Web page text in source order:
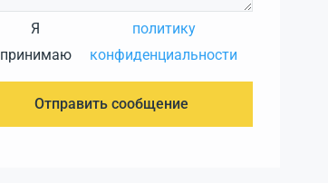
Я
принимаю
политику
конфиденциальности
Отправить сообщение